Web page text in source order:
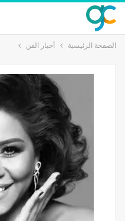
الصفحة الرئيسية أخبار الفن